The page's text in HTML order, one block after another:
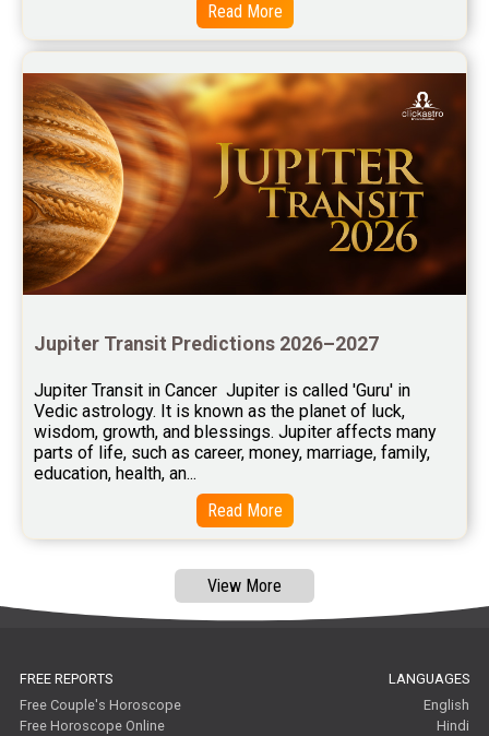
Free Chinese Horoscope Reviews
Free Feng Shui Reviews
Free Panchanga Predictions Reviews
Astrology Consultancy Reviews
Free Janam Kundali Reviews
Free Astrology Reviews
Read More
Jupiter Transit Predictions 2026–2027
Jupiter Transit in Cancer  Jupiter is called 'Guru' in
Vedic astrology. It is known as the planet of luck,
wisdom, growth, and blessings. Jupiter affects many
parts of life, such as career, money, marriage, family,
education, health, an...
Read More
View More
FREE REPORTS
Free Couple's Horoscope
Free Horoscope Online
LANGUAGES
English
Hindi